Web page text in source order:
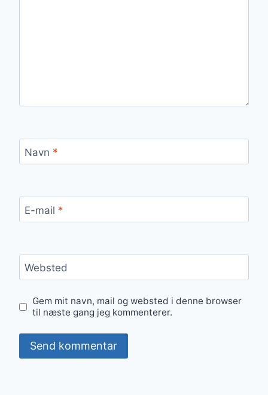
Navn *
E-mail *
Websted
Gem mit navn, mail og websted i denne browser
til næste gang jeg kommenterer.